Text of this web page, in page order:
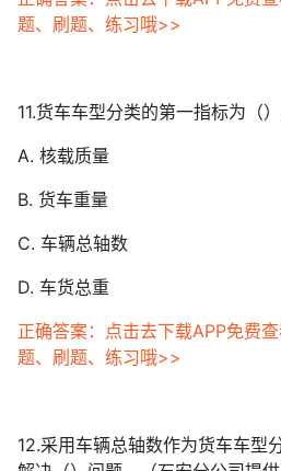
题、刷题、练习哦>>
11.货车车型分类的第一指标为（
A. 核载质量
B. 货车重量
C. 车辆总轴数
D. 车货总重
正确答案：点击去下载APP免费
题、刷题、练习哦>>
12.采用车辆总轴数作为货车车型